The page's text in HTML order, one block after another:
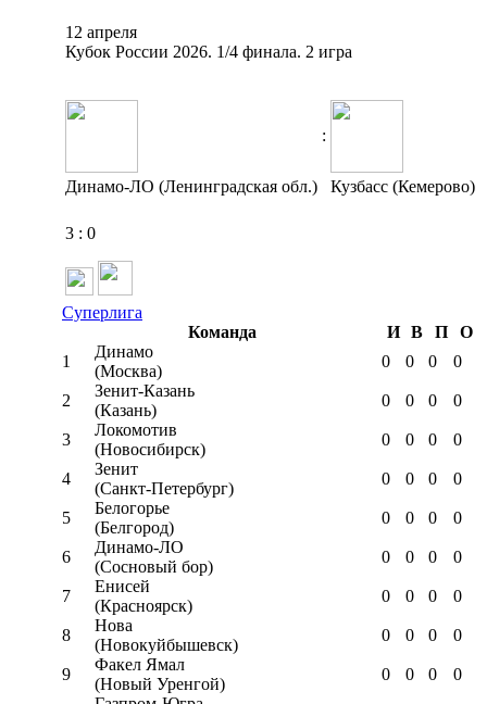
12 апреля
Кубок России 2026. 1/4 финала. 2 игра
:
Динамо-ЛО (Ленинградская обл.) Кузбасс (Кемерово)
3 : 0
Суперлига
Команда
И В П
О
1
Динамо
(Москва)
0 0 0 0
2
Зенит-Казань
(Казань)
0 0 0 0
3
Локомотив
(Новосибирск)
0 0 0 0
4
Зенит
(Санкт-Петербург)
0 0 0 0
5
Белогорье
(Белгород)
0 0 0 0
6
Динамо-ЛО
(Сосновый бор)
0 0 0 0
7
Енисей
(Красноярск)
0 0 0 0
8
Нова
(Новокуйбышевск)
0 0 0 0
9
Факел Ямал
(Новый Уренгой)
0 0 0 0